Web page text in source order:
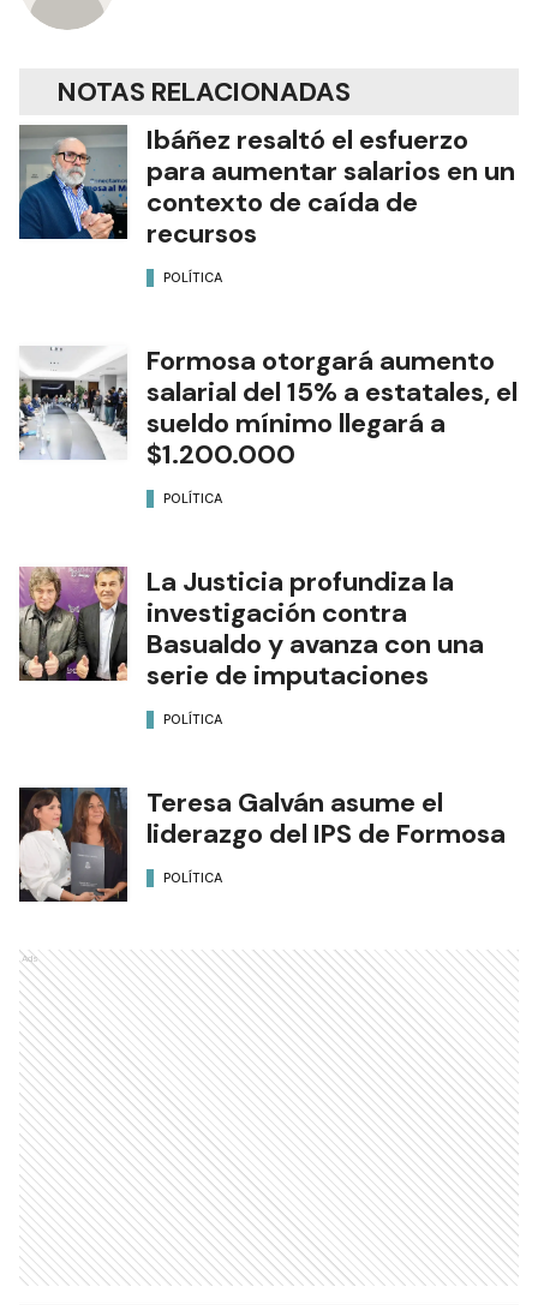
NOTAS RELACIONADAS
Ibáñez resaltó el esfuerzo
para aumentar salarios en un
contexto de caída de
recursos
POLÍTICA
Formosa otorgará aumento
salarial del 15% a estatales, el
sueldo mínimo llegará a
$1.200.000
POLÍTICA
La Justicia profundiza la
investigación contra
Basualdo y avanza con una
serie de imputaciones
POLÍTICA
Teresa Galván asume el
liderazgo del IPS de Formosa
POLÍTICA
Ads